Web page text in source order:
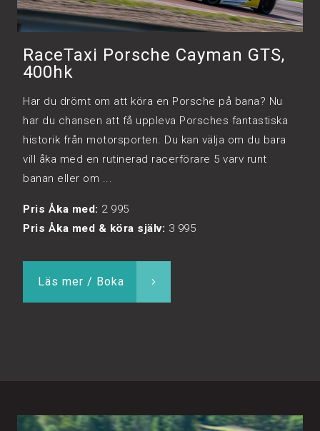
RaceTaxi Porsche Cayman GTS,
400hk
Har du drömt om att köra en Porsche på bana? Nu
har du chansen att få uppleva Porsches fantastiska
historik från motorsporten. Du kan välja om du bara
vill åka med en rutinerad racerförare 5 varv runt
banan eller om ...
Pris Åka med: 2 995
Pris Åka med & köra själv: 3 995
Läs mer / Boka